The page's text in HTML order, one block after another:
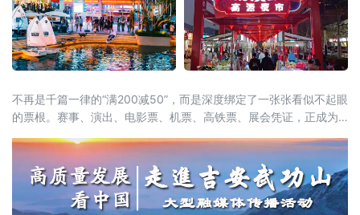
不再是千篇一律的“满200减50”，而是深度绑定了一张张看似不起眼
的票根。赛事、演出、电影票、机票、高铁票、展会凭证，正成为
心的新浪潮，正试图通过一张张电子或纸质票根，精准捕捉城市里
的“短暂流量”，并将其转化为实实在在的“消费留量”。一张票根解锁
全城：消费场景